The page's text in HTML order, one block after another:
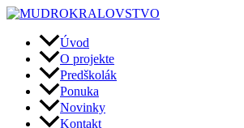
Preskočiť
obsah
Úvod
O projekte
Predškolák
Ponuka
Novinky
Kontakt